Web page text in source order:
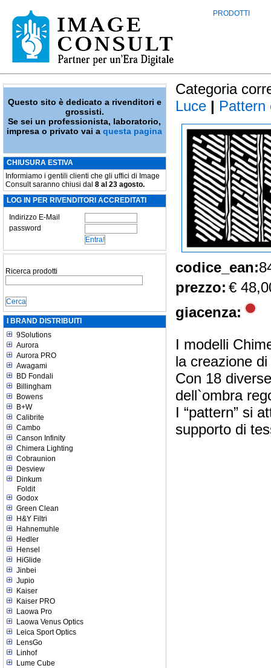
PRODOTTI
Questo sito è dedicato a rivenditori e
grossisti.
Se sei un professionista, laboratorio,
impresa o privato vai aquesta pagina
CHIUSURA ESTIVA
Informiamo i gentili clienti che gli uffici di Image
Consult saranno chiusi dal 8 al 23 agosto.
LOG IN PER RIVENDITORI ACCREDITATI
Indirizzo E-Mail
password
Ricerca prodotti
I BRAND DISTRIBUITI
9Solutions
Aurora
Aurora PRO
Awagami
BD Fondali
Billingham
Bowens
B+W
Calibrite
Cambo
Canson Infinity
Chimera Lighting
Cobraunion
Desview
Dinkum
Foldit
Godox
Green Clean
H&Y Filtri
Hahnemuhle
Hedler
Hensel
HiGlide
Jinbei
Jupio
Kaiser
Kaiser PRO
Laowa Pro
Laowa Venus Optics
Leica Sport Optics
LensGo
Linhof
Lume Cube
Categoria
Luce | Pattern
codice_ean:
prezzo: €
giacenza:
I modelli
la creazione
Con 18
dell`ombra
I “pattern” si
supporto di